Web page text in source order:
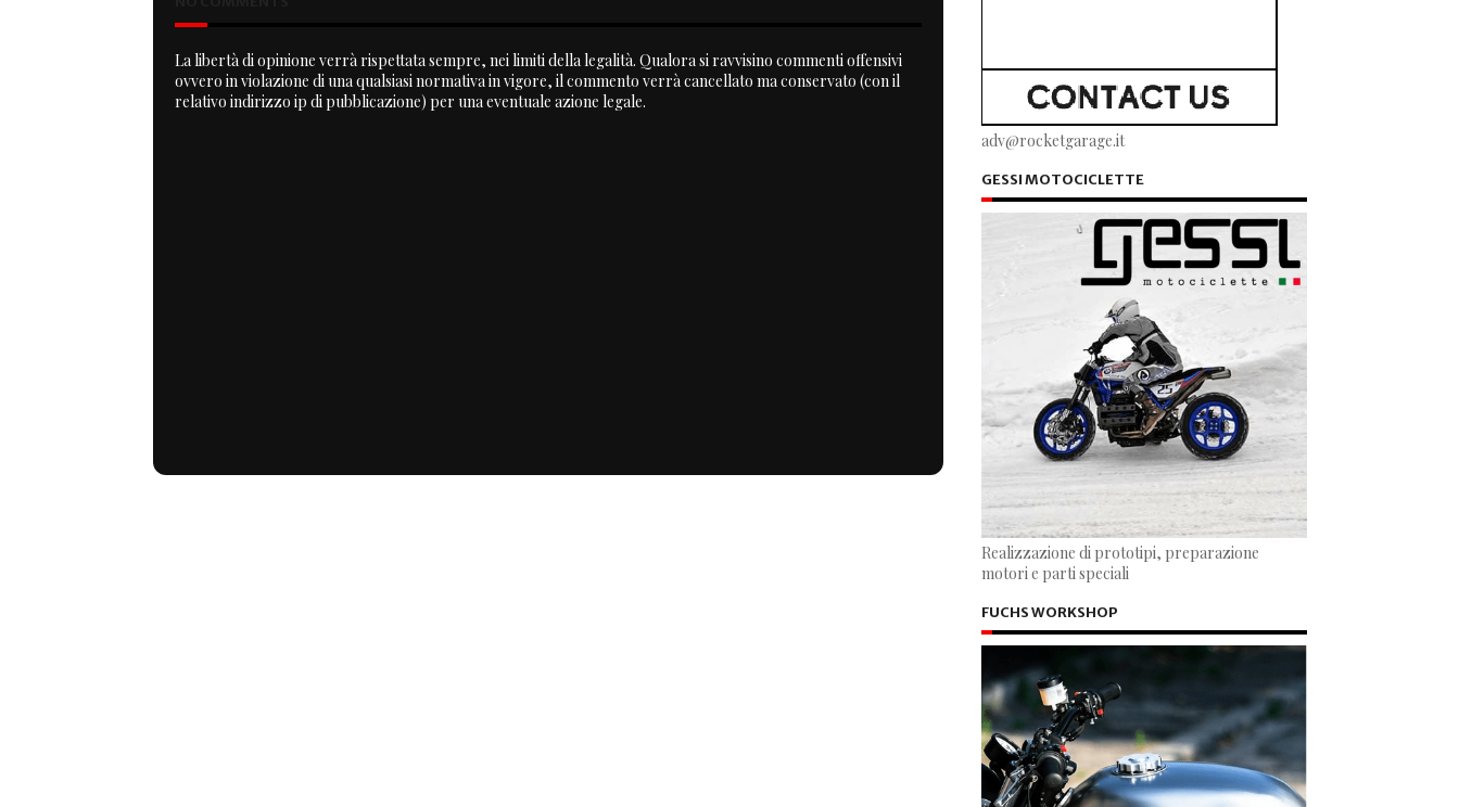
La libertà di opinione verrà rispettata sempre, nei limiti della legalità. Qualora si ravvisino commenti offensivi
ovvero in violazione di una qualsiasi normativa in vigore, il commento verrà cancellato ma conservato (con il
relativo indirizzo ip di pubblicazione) per una eventuale azione legale.
adv@rocketgarage.it
GESSI MOTOCICLETTE
Realizzazione di prototipi, preparazione
motori e parti speciali
FUCHS WORKSHOP